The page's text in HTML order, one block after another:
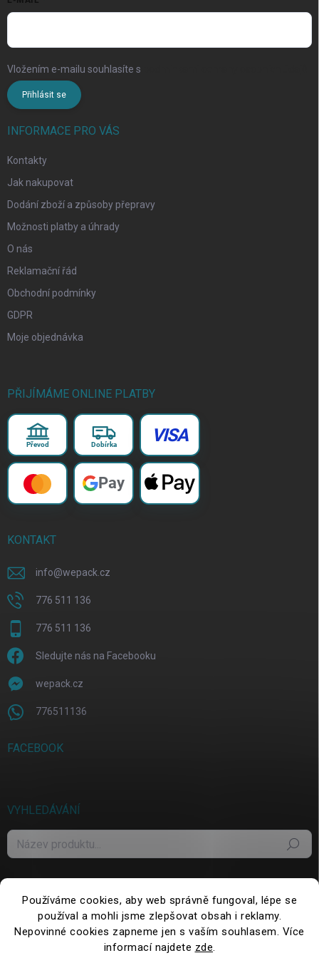
Používáme cookies, aby web správně fungoval, lépe se
používal a mohli jsme zlepšovat obsah i reklamy.
Nepovinné cookies zapneme jen s vaším souhlasem. Více
informací najdete zde.
Vložením e-mailu souhlasíte s
Přihlásit se
INFORMACE PRO VÁS
Kontakty
Jak nakupovat
Dodání zboží a způsoby přepravy
Možnosti platby a úhrady
O nás
Reklamační řád
Obchodní podmínky
GDPR
Moje objednávka
PŘIJÍMÁME ONLINE PLATBY
Převod Dobírka VISA
Pay
KONTAKT
info@wepack.cz
776 511 136
776 511 136
Sledujte nás na Facebooku
wepack.cz
776511136
FACEBOOK
VYHLEDÁVÁNÍ
Hledat